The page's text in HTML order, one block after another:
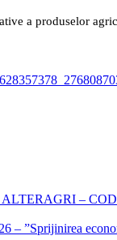
a produselor
–
”Sprijinirea